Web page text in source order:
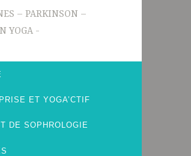
– PARKINSON –
YOGA
ET YOGA’CTIF
DE SOPHROLOGIE